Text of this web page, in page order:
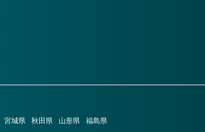
宮城県 秋田県 山形県 福島県